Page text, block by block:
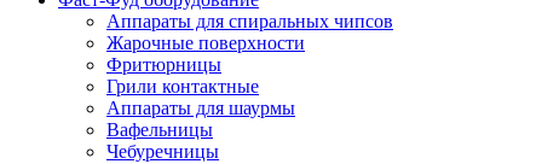
Аппараты для спиральных чипсов
Жарочные поверхности
Фритюрницы
Грили контактные
Аппараты для шаурмы
Вафельницы
Чебуречницы